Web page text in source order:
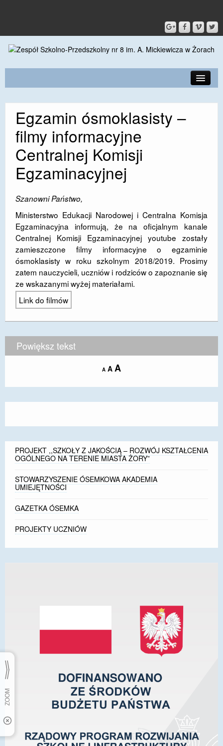
O SZKOLE
KONTAKT
DLA RODZICÓW I UCZNIÓW
DLA PRACOWNIKÓW
GALERIA
SPORT
DOSTĘPNOŚĆ
POLITYKA PRYWATNOŚCI
RODO
EGZAMIN ÓSMOKLASISTY
PROJEKT ,,SZKOŁY Z JAKOŚCIĄ – ROZWÓJ
KSZTAŁCENIA OGÓLNEGO NA TERENIE MIASTA
ŻORY”
Egzamin ósmoklasisty –
filmy informacyjne
Centralnej Komisji
Egzaminacyjnej
Szanowni Państwo,
Ministerstwo Edukacji Narodowej i Centralna Komisja
Egzaminacyjna informują, że na oficjalnym kanale
Centralnej Komisji Egzaminacyjnej youtube zostały
zamieszczone filmy informacyjne o egzaminie
ósmoklasisty w roku szkolnym 2018/2019. Prosimy
zatem nauczycieli, uczniów i rodziców o zapoznanie się
ze wskazanymi wyżej materiałami.
Link do filmów
Powiększ tekst
A Decrease
size.
A Reset
size.
AIncrease
size.
PROJEKT ,,SZKOŁY Z JAKOŚCIĄ – ROZWÓJ KSZTAŁCENIA
OGÓLNEGO NA TERENIE MIASTA ŻORY”
STOWARZYSZENIE ÓSEMKOWA AKADEMIA
UMIEJĘTNOŚCI
GAZETKA ÓSEMKA
PROJEKTY UCZNIÓW